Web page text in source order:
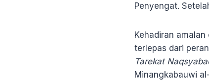
Penyengat.
Kehadiran
terlepas dari
Tarekat
Minangkabauwi